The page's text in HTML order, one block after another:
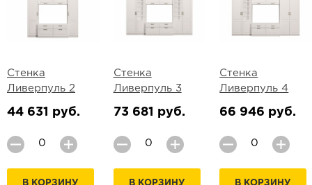
Стенка
Ливерпуль 2
44 631 руб.
В КОРЗИНУ
Стенка
Ливерпуль 3
73 681 руб.
В КОРЗИНУ
Стенка
Ливерпуль 4
66 946 руб.
В КОРЗИНУ